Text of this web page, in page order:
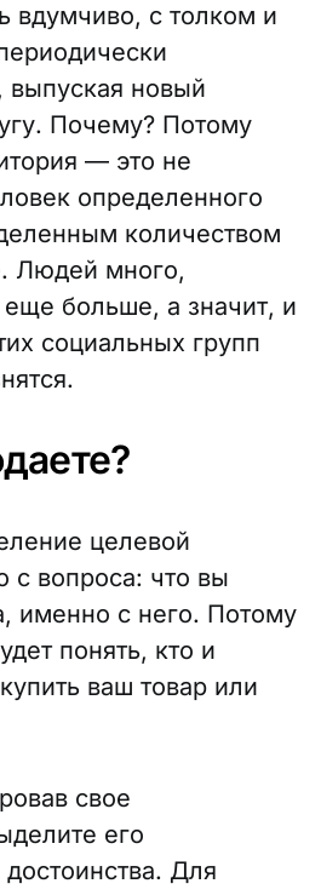
вдумчиво, с толком и
выпуская новый
Почему? Потому
— это не
определенного
количеством
Людей много,
еще больше, а значит, и
социальных групп
целевой
с вопроса: что вы
именно с него. Потому
понять, кто и
ваш товар или
свое
его
Для